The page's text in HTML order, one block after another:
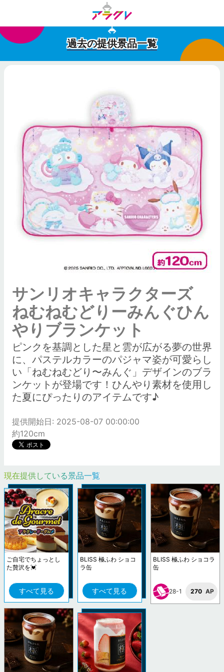
過去の提供景品一覧
サンリオキャラクターズ
ねむねむどりーみんぐひん
やりブランケット
ピンクを基調とした星と雲が広がる夢の世界
に、パステルカラーのパジャマ姿が可愛らし
い「ねむねむどり〜みんぐ」デザインのブラ
ンケットが登場です！ひんやり素材を使用し
た夏にぴったりのアイテムです♪
提供開始日: 2025-08-07 00:00:00
約120cm
現在提供している景品一覧
ご自宅でちょっとし
た贅沢を💓
すべて見る
BLISS 極ふわ ショコ
ラ缶
すべて見る
BLISS 極ふわ ショコラ
缶
28-1 270 AP